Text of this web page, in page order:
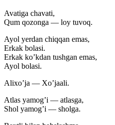
Avatiga chavati,
Qum qozonga — loy tuvoq.
Ayol yerdan chiqqan emas,
Erkak bolasi.
Erkak ko’kdan tushgan emas,
Ayol bolasi.
Alixo’ja — Xo’jaali.
Atlas yamog’i — atlasga,
Shol yamog’i — sholga.